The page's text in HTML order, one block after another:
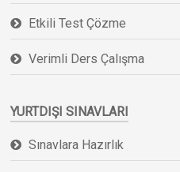
Etkili Test Çözme
Verimli Ders Çalışma
YURTDIŞI SINAVLARI
Sınavlara Hazırlık